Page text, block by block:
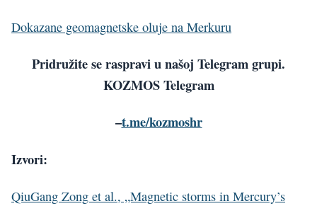
Dokazane geomagnetske oluje na Merkuru
Pridružite se raspravi u našoj Telegram grupi.
KOZMOS Telegram
–t.me/kozmoshr
Izvori:
QiuGang Zong et al., „Magnetic storms in Mercury’s